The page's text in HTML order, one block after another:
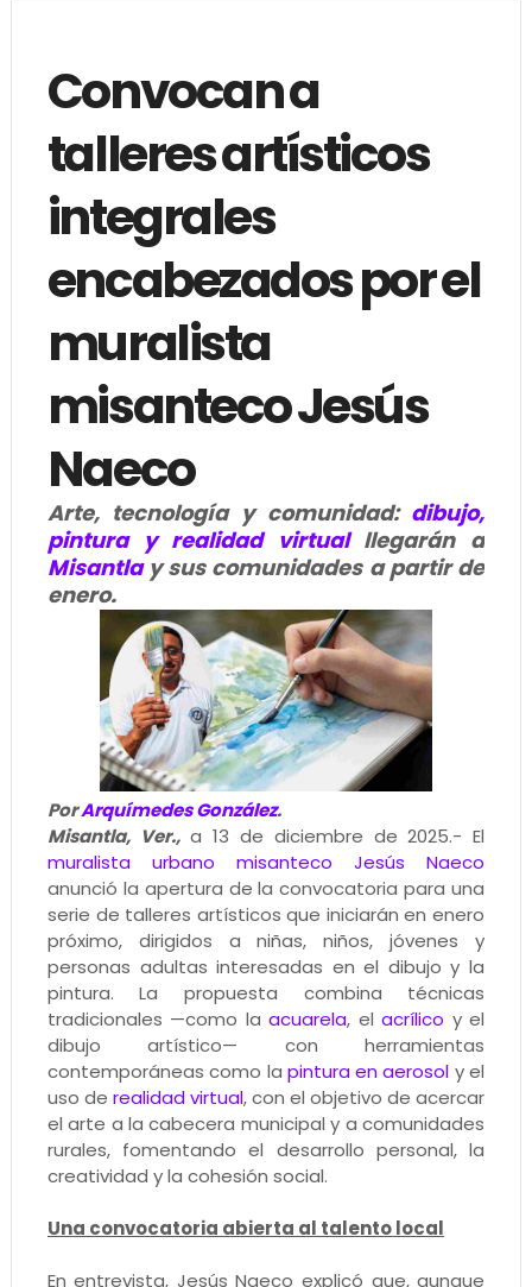
Convocan a
talleres artísticos
integrales
encabezados por el
muralista
misanteco Jesús
Naeco
Arte, tecnología y comunidad: dibujo,
pintura y realidad virtualllegarán a
Misantlay sus comunidades a partir de
enero.
PorArquímedes González.
Misantla, Ver.,a 13 de diciembre de 2025.- El
muralista urbano misanteco
Jesús Naeco
anunció la apertura de la convocatoria para una
serie de talleres artísticos que iniciarán en enero
próximo, dirigidos a niñas, niños, jóvenes y
personas adultas interesadas en el dibujo y la
pintura. La propuesta combina técnicas
tradicionales —como laacuarela, elacrílico y el
dibujo artístico— con herramientas
contemporáneas como la pintura en aerosol y el
uso de realidad virtual, con el objetivo de acercar
el arte a la cabecera municipal y a comunidades
rurales, fomentando el desarrollo personal, la
creatividad y la cohesión social.
Una convocatoria abierta al talento local
En entrevista, Jesús Naeco explicó que, aunque